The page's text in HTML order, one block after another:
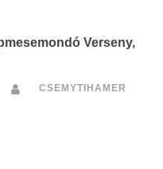
Verseny,
CSEMYTIHAMER